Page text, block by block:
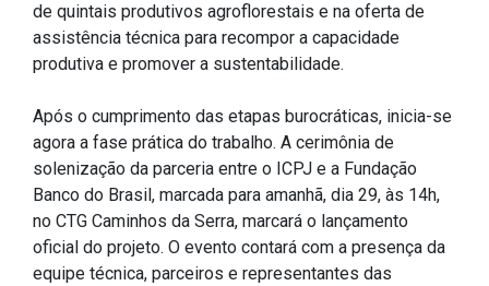
Diário Oficial (Novo)
Diário Oficial (Até 30/04)
Processo Seletivo
Seletivo Simplificado
Concursos
Instruções Normativas
Licitações
de quintais produtivos agroflorestais e na oferta de
assistência técnica para recompor a capacidade
produtiva e promover a sustentabilidade.
Após o cumprimento das etapas burocráticas, inicia-se
agora a fase prática do trabalho. A cerimônia de
solenização da parceria entre o ICPJ e a Fundação
Banco do Brasil, marcada para amanhã, dia 29, às 14h,
no CTG Caminhos da Serra, marcará o lançamento
oficial do projeto. O evento contará com a presença da
equipe técnica, parceiros e representantes das